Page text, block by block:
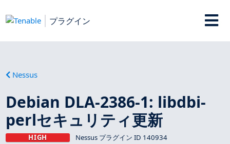
プラグイン
Nessus
Debian DLA-2386-1: libdbi-
perlセキュリティ更新
HIGH Nessus プラグイン ID 140934